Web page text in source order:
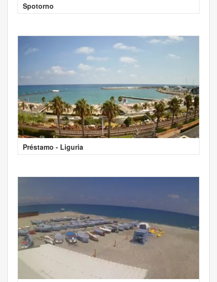
Spotorno
Préstamo - Liguria